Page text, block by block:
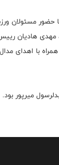
شد و مراسم اختتامیه
مهدی هادیان
با اهدای مدال
میرپور بود.